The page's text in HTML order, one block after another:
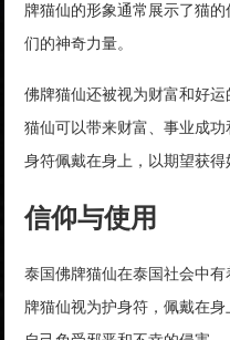
牌猫仙的形象通常展示了猫
们的神奇力量。
佛牌猫仙还被视为财富和好
猫仙可以带来财富、事业成
身符佩戴在身上，以期望获得
信仰与使用
泰国佛牌猫仙在泰国社会中
牌猫仙视为护身符，佩戴在